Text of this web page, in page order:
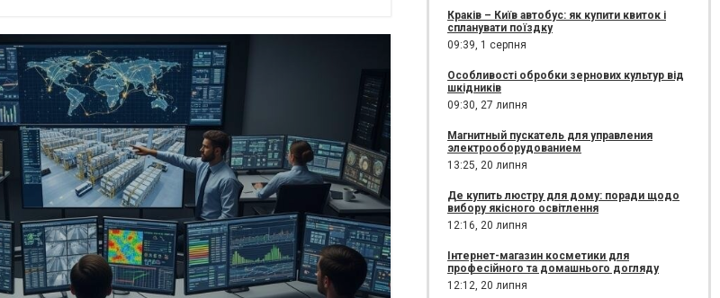
Краків – Київ автобус: як купити квиток і
спланувати поїздку
09:39, 1 серпня
Особливості обробки зернових культур від
шкідників
09:30, 27 липня
Магнитный пускатель для управления
электрооборудованием
13:25, 20 липня
Де купить люстру для дому: поради щодо
вибору якісного освітлення
12:16, 20 липня
Інтернет-магазин косметики для
професійного та домашнього догляду
12:12, 20 липня